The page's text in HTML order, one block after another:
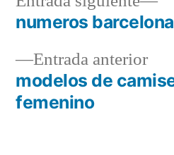
Navegación
de
entradas
Entrada anterior
modelos de
femenino
numeros